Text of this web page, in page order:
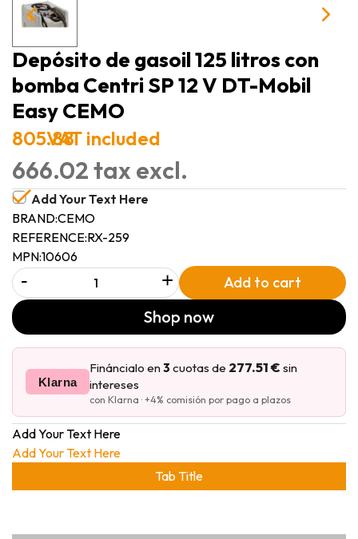
Depósito de gasoil 125 litros con
bomba Centri SP 12 V DT-Mobil
Easy CEMO
805.88VAT included
666.02 tax excl.
Add Your Text Here
BRAND:CEMO
REFERENCE:RX-259
MPN:10606
- + Add to cart
Shop now
Klarna
Fináncialo en3 cuotas de 277.51 € sin
intereses
con Klarna · +4% comisión por pago a plazos
Add Your Text Here
Add Your Text Here
Tab Title